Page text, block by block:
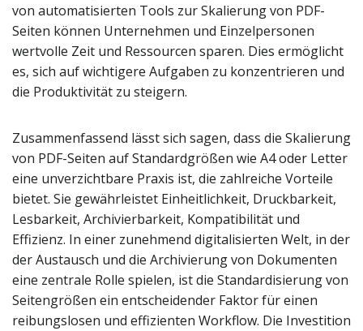
von automatisierten Tools zur Skalierung von PDF-
Seiten können Unternehmen und Einzelpersonen
wertvolle Zeit und Ressourcen sparen. Dies ermöglicht
es, sich auf wichtigere Aufgaben zu konzentrieren und
die Produktivität zu steigern.
Zusammenfassend lässt sich sagen, dass die Skalierung
von PDF-Seiten auf Standardgrößen wie A4 oder Letter
eine unverzichtbare Praxis ist, die zahlreiche Vorteile
bietet. Sie gewährleistet Einheitlichkeit, Druckbarkeit,
Lesbarkeit, Archivierbarkeit, Kompatibilität und
Effizienz. In einer zunehmend digitalisierten Welt, in der
der Austausch und die Archivierung von Dokumenten
eine zentrale Rolle spielen, ist die Standardisierung von
Seitengrößen ein entscheidender Faktor für einen
reibungslosen und effizienten Workflow. Die Investition